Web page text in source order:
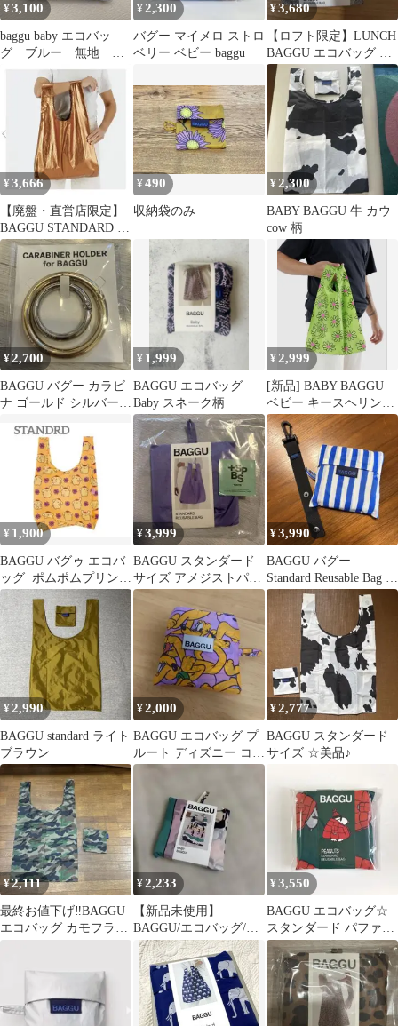
¥3,100
baggu baby エコバッ
グ ブルー 無地 廃
¥2,300
バグー マイメロ ストロ
ベリー ベビー baggu
¥3,680
【ロフト限定】LUNCH
BAGGU エコバッグ ギ
ンガムチェック
¥3,666
【廃盤・直営店限定】
BAGGU STANDARD ブ
ラウン メタリックアン
バー
¥490
収納袋のみ
¥2,300
BABY BAGGU 牛 カウ
cow 柄
¥2,700
BAGGU バグー カラビ
ナ ゴールド シルバー
¥ 1,999
BAGGU エコバッグ
Baby スネーク柄
¥2,999
[新品] BABY BAGGU
ベビー キースヘリング
FLOWER フラワー
¥ 1,900
BAGGU バグゥ エコバ
ッグ ポムポムプリン
サンリオ スタンダー
ド
¥3,999
BAGGU スタンダード
サイズ アメジストパー
プル 新品未使用
¥3,990
BAGGU バグー
Standard Reusable Bag ス
トライプ
¥2,990
BAGGU standard ライト
ブラウン
¥2,000
BAGGU エコバッグ プ
ルート ディズニー コラ
ボ
¥2,777
BAGGU スタンダード
サイズ ☆美品♪
¥2,111
最終お値下げ‼️BAGGU
エコバッグ カモフラー
ジュ柄 収納ポーチ付
¥2,233
【新品未使用】
BAGGU/エコバッグ/ペ
ンギン/baby size
¥3,550
BAGGU エコバッグ☆
スタンダード パファー
スヌーピー レッド